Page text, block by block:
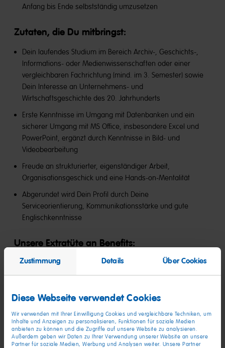
Zustimmung Details Über Cookies
Diese Webseite verwendet Cookies
Wir verwenden mit Ihrer Einwilligung Cookies und vergleichbare Techniken, um
Inhalte und Anzeigen zu personalisieren, Funktionen für soziale Medien
anbieten zu können und die Zugriffe auf unsere Website zu analysieren.
Außerdem geben wir Daten zu Ihrer Verwendung unserer Website an unsere
Partner für soziale Medien, Werbung und Analysen weiter. Unsere Partner
Anfang bis Ende selbstständig umzusetzen
Zutaten, die Du mitbringst:
Dein laufendes Studium im Bereich Archiv-, Geschichts-,
Informations- oder Medienwissenschaften oder einer
vergleichbaren Fachrichtung (mind. im 3. Semester) sowie
Dein Interesse an Unternehmens- und
Wirtschaftsgeschichte des 20. Jahrhunderts
Erste Kenntnisse im Umgang mit Datenbanken und ein
sicherer Umgang mit MS Office, insbesondere Excel und
PowerPoint, ergänzt durch Kenntnisse in Bild- und
Videobearbeitung
Freude an strukturierter, eigenständiger Arbeit,
Organisationsgeschick und eine Hands-on-Mentalität
Abgerundet wird Dein Profil durch Deine
Serviceorientierung, Kommunikationsstärke und gute
Englischkenntnisse
Unsere Extratüte an Benefits​:
Job und Freizeit:
Flexibel Arbeiten in Gleitzeit, bezahlt frei
am 24. und 31.12., bis zu 5 Tage Homeoffice monatlich,
Faire Vergütung: Für alle Praktikant:innen nach
Mindestlohn plus 130 € monatlichem Fahrtkostenzuschuss
Praktikums-Vorteile:Enge Begleitung durch
Praktikumsbetreuung, Events im Praktikantennetzwerk